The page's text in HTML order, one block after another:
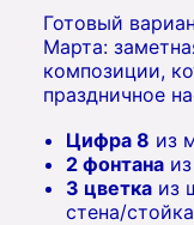
Готовый
Марта:
композиции,
праздничное
Цифра 8 из
2 фонтана
3 цветка из
стена/